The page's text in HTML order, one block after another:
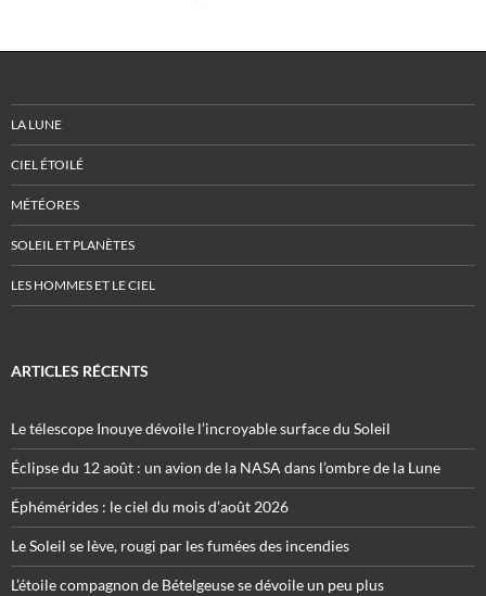
LA LUNE
CIEL ÉTOILÉ
MÉTÉORES
SOLEIL ET PLANÈTES
LES HOMMES ET LE CIEL
ARTICLES RÉCENTS
Le télescope Inouye dévoile l’incroyable surface du Soleil
Éclipse du 12 août : un avion de la NASA dans l’ombre de la Lune
Éphémérides : le ciel du mois d’août 2026
Le Soleil se lève, rougi par les fumées des incendies
L’étoile compagnon de Bételgeuse se dévoile un peu plus